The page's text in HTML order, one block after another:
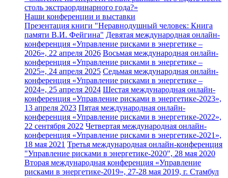
столь экстраординарного года?»
Наши конференции и выставки
Презентация книги "Неравнодушный человек: Книга
памяти В.И. Фейгина" Девятая международная онлайн-
конференция «Управление рисками в энергетике –
2026», 22 апреля 2026 Восьмая международная онлайн-
конференция «Управление рисками в энергетике –
2025», 24 апреля 2025 Седьмая международная онлайн-
конференция «Управление рисками в энергетике –
2024», 25 апреля 2024 Шестая международная онлайн-
конференция «Управление рисками в энергетике-2023»,
13 апреля 2023 Пятая международная онлайн-
конференция «Управление рисками в энергетике-2022»,
22 сентября 2022 Четвертая международная онлайн-
конференция «Управление рисками в энергетике-2021»,
18 мая 2021 Третья международная онлайн-конференция
"Управление рисками в энергетике-2020", 28 мая 2020
Вторая международная конференция «Управление
рисками в энергетике-2019», 27-28 мая 2019, г. Стамбул